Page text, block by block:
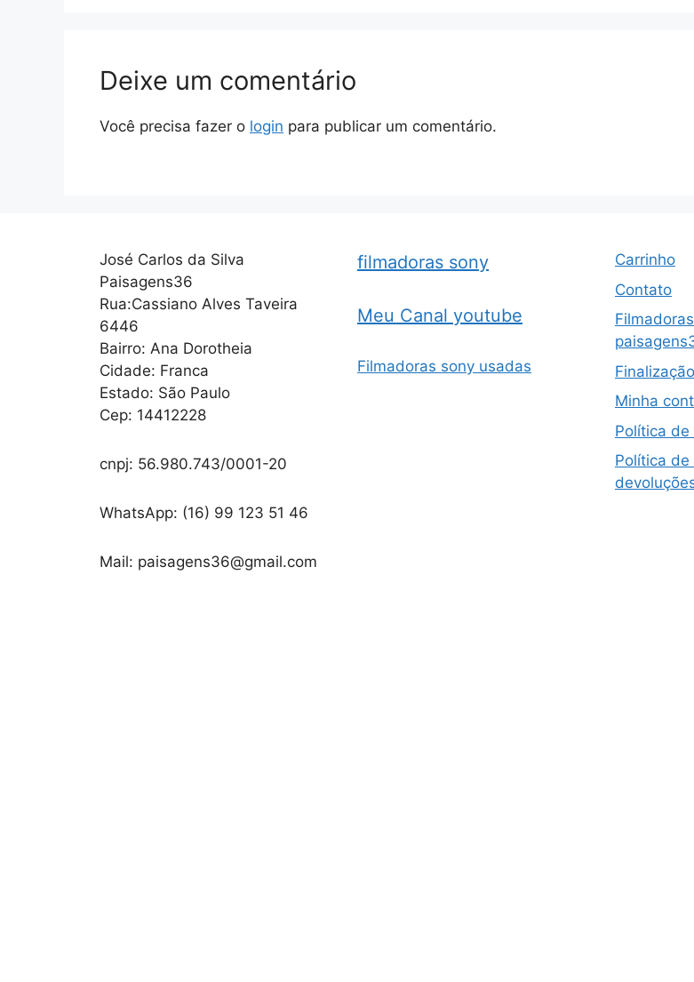
Deixe um comentário
Você precisa fazer o login para publicar um comentário.
José Carlos da Silva
Paisagens36
Rua:Cassiano Alves Taveira
6446
Bairro: Ana Dorotheia
Cidade: Franca
Estado: São Paulo
Cep: 14412228
cnpj: 56.980.743/0001-20
WhatsApp: (16) 99 123 51 46
Mail: paisagens36@gmail.com
filmadoras sony
Meu Canal youtube
Filmadoras sony usadas
Carrinho
Contato
Minha
Política
Política